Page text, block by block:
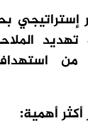
إستراتيجي
من
أهمية: